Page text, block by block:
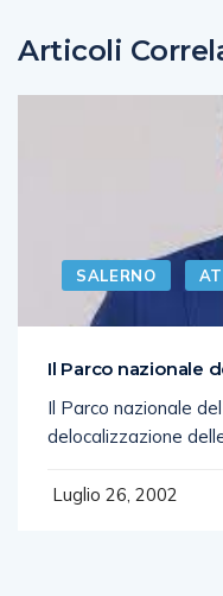
Articoli
SALERNO
Il Parco nazionale
Il Parco nazionale
delocalizzazione
Luglio 26, 2002